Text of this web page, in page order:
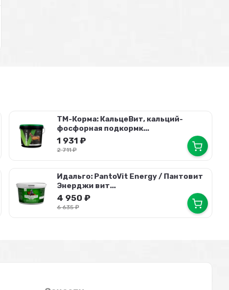
ТМ-Корма: КальцеВит, кальций-
фосфорная подкормк...
1 931 ₽
2 711₽
Идальго: PantoVit Energy / Пантовит
Энерджи вит...
4 950 ₽
6 635₽